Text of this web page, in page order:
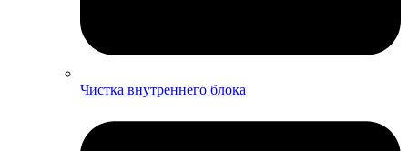
Чистка внутреннего блока